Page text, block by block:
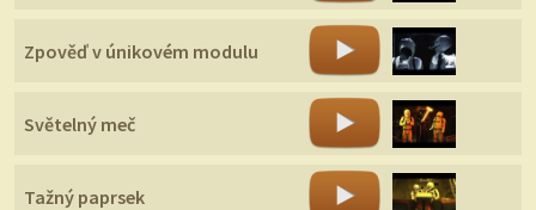
Zpověď v únikovém modulu
Světelný meč
Tažný paprsek